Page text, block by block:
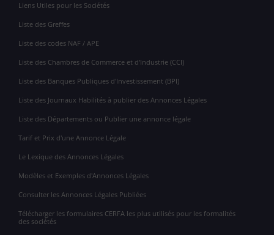
Liens Utiles pour les Sociétés
Liste des Greffes
Liste des codes NAF / APE
Liste des Chambres de Commerce et d'Industrie (CCI)
Liste des Banques Publiques d'Investissement (BPI)
Liste des Journaux Habilités à publier des Annonces Légales
Liste des Départements ou Publier une annonce légale
Tarif et Prix d'une Annonce Légale
Le Lexique des Annonces Légales
Modèles et Exemples d'Annonces Légales
Consulter les Annonces Légales Publiées
Télécharger les formulaires CERFA les plus utilisés pour les formalités
des sociétés